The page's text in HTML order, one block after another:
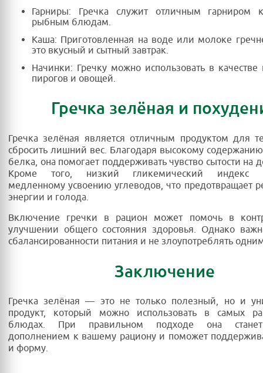
Гарниры: Гречка служит отличным
рыбным блюдам.
Каша: Приготовленная на воде или молоке
это вкусный и сытный завтрак.
Начинки: Гречку можно использовать в
пирогов и овощей.
Гречка зелёная и
Гречка зелёная является отличным продуктом для
сбросить лишний вес. Благодаря высокому
белка, она помогает поддерживать чувство сытости на
Кроме того, низкий гликемический индекс
медленному усвоению углеводов, что предотвращает
энергии и голода.
Включение гречки в рацион может помочь в
улучшении общего состояния здоровья. Однако
сбалансированности питания и не злоупотреблять
Заключение
Гречка зелёная — это не только полезный, но и
продукт, который можно использовать в самых
блюдах. При правильном подходе она
дополнением к вашему рациону и поможет
и форму.